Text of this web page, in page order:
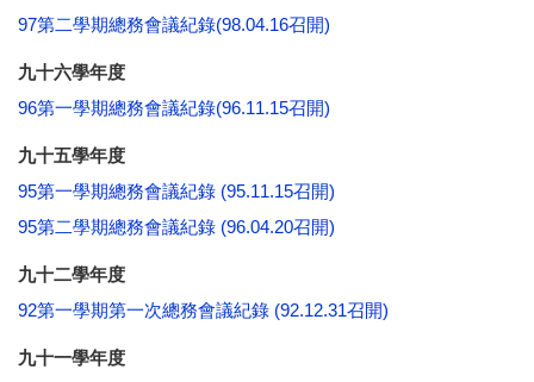
97第二學期總務會議紀錄(98.04.16召開)
九十六學年度
96第一學期總務會議紀錄(96.11.15召開)
九十五學年度
95第一學期總務會議紀錄 (95.11.15召開)
95第二學期總務會議紀錄 (96.04.20召開)
九十二學年度
92第一學期第一次總務會議紀錄 (92.12.31召開)
九十一學年度